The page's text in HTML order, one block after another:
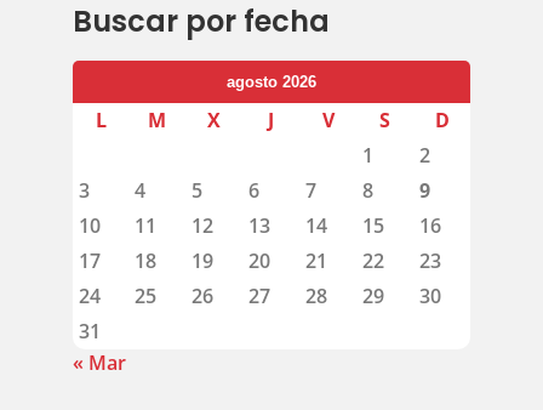
Buscar por fecha
agosto 2026
L M X J V S
D
1
2
3
4 5 6 7 8
9
10
11 12 13 14 15
16
17
18 19 20 21 22
23
24
25 26 27 28 29
30
31
« Mar